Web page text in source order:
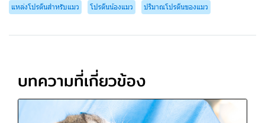
แหล่งโปรตีนสำหรับแมว
โปรตีนน้องแมว ปริมาณโปรตีนของแมว
บทความที่เกี่ยวข้อง